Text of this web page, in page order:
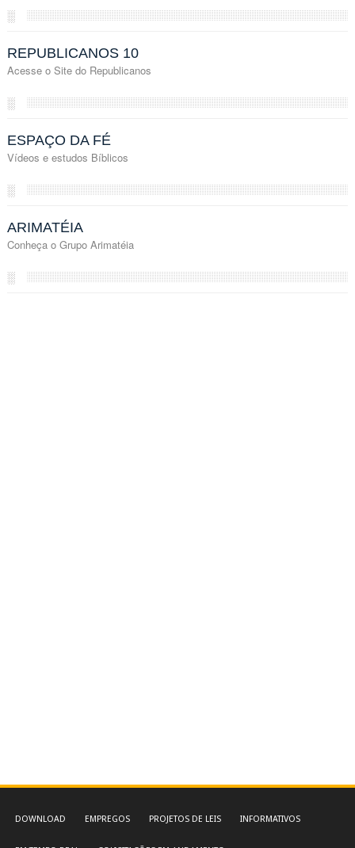
░
REPUBLICANOS 10
Acesse o Site do Republicanos
░
ESPAÇO DA FÉ
Vídeos e estudos Bíblicos
░
ARIMATÉIA
Conheça o Grupo Arimatéia
░
DOWNLOAD EMPREGOS PROJETOS DE LEIS INFORMATIVOS